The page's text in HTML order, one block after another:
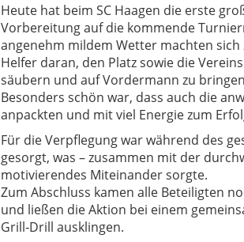
Heute hat beim SC Haagen die erste
Vorbereitung auf die kommende
angenehm mildem Wetter machten
Helfer daran, den Platz sowie die
säubern und auf Vordermann zu
Besonders schön war, dass auch die
anpackten und mit viel Energie zum
Für die Verpflegung war während des
gesorgt, was – zusammen mit der
motivierendes Miteinander sorgte.
Zum Abschluss kamen alle Beteiligten
und ließen die Aktion bei einem
Grill‑Drill ausklingen.